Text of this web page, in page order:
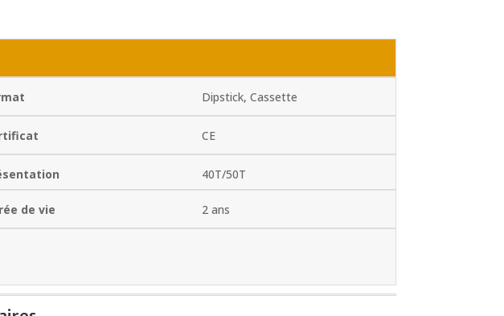
Dipstick, Cassette
CE
40T/50T
de vie 2 ans